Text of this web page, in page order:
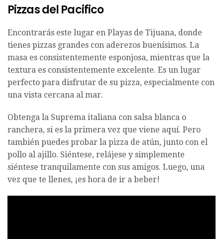
Pizzas del Pacifico
Encontrarás este lugar en Playas de Tijuana, donde
tienes pizzas grandes con aderezos buenísimos. La
masa es consistentemente esponjosa, mientras que la
textura es consistentemente excelente. Es un lugar
perfecto para disfrutar de su pizza, especialmente con
una vista cercana al mar.
Obtenga la Suprema italiana con salsa blanca o
ranchera, si es la primera vez que viene aquí. Pero
también puedes probar la pizza de atún, junto con el
pollo al ajillo. Siéntese, relájese y simplemente
siéntese tranquilamente con sus amigos. Luego, una
vez que te llenes, ¡es hora de ir a beber!